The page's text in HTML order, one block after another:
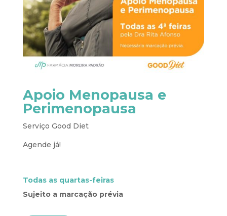
Apoio Menopausa e
Perimenopausa
Serviço Good Diet
Agende já!
Todas as quartas-feiras
Sujeito a marcação prévia